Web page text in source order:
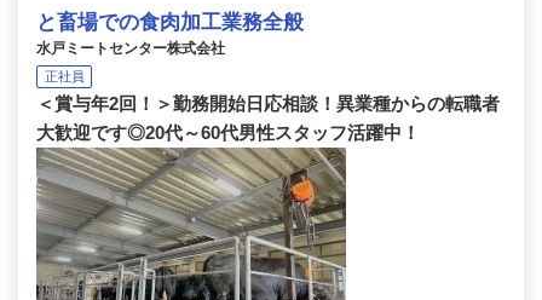
と畜場での食肉加工業務全般
水戸ミートセンター株式会社
正社員
＜賞与年2回！＞勤務開始日応相談！異業種からの転職者
大歓迎です◎20代～60代男性スタッフ活躍中！